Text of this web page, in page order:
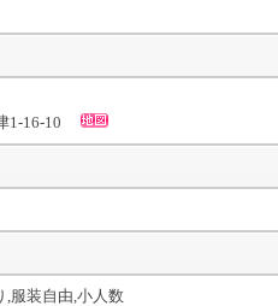
1-16-10
,服装自由,小人数